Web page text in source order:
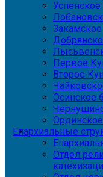
Успенское
Первое
Второе
Осинское
Епархиальные
Отдел